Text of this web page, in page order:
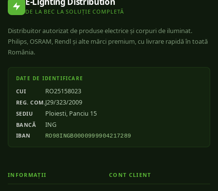
DE LA BEC LA SOLUȚIE COMPLETĂ
Distribuitor autorizat de produse electrice și corpuri de iluminat.
Philips, OSRAM, Rendl și alte mărci premium, cu livrare rapidă în toată
România.
DATE DE IDENTIFICARE
CUI RO25158023
REG. COM.J29/323/2009
SEDIU Ploiesti, Panciu 15
BANCĂ ING
IBAN RO98INGB0000999904217289
INFORMAȚII CONT CLIENT